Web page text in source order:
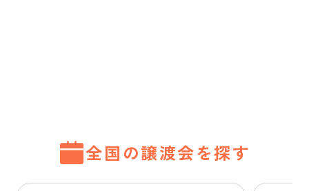
全国の譲渡会を探す